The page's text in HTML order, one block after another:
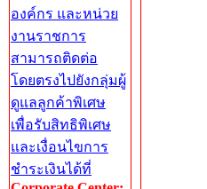
องค์กร และหน่วย
งานราชการ
สามารถติดต่อ
โดยตรงไปยังกลุ่มผู้
ดูแลลูกค้าพิเศษ
เพื่อรับสิทธิพิเศษ
และเงื่อนไขการ
ชำระเงินได้ที่